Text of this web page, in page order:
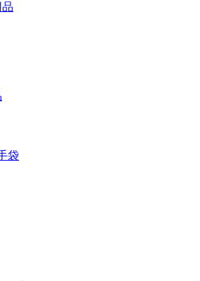
袋